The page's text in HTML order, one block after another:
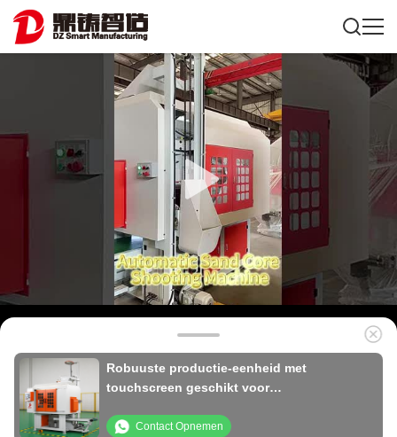
Robuuste productie-eenheid met
touchscreen geschikt voor
Contact Opnemen